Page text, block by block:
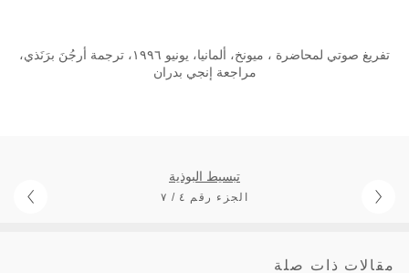
تفريغ صوتي لمحاضرة ، ميونخ، ألمانيا، يونيو ١٩٩٦، ترجمة أرجُنَ برَنَذي،
مراجعة إنجي بدران
تبسيط البوذية
الجزء رقم ٤ / ٧
مقالات ذات صلة